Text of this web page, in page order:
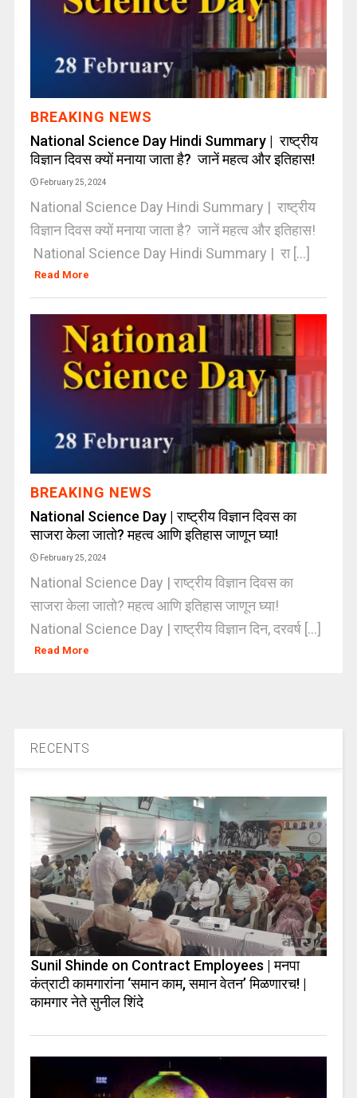
BREAKING NEWS
National Science Day Hindi Summary | राष्ट्रीय
विज्ञान दिवस क्यों मनाया जाता है? जानें महत्व और इतिहास!
February 25, 2024
National Science Day Hindi Summary | राष्ट्रीय
विज्ञान दिवस क्यों मनाया जाता है? जानें महत्व और इतिहास!
National Science Day Hindi Summary | रा [...]
Read More
BREAKING NEWS
National Science Day | राष्ट्रीय विज्ञान दिवस का
साजरा केला जातो? महत्व आणि इतिहास जाणून घ्या!
February 25, 2024
National Science Day | राष्ट्रीय विज्ञान दिवस का
साजरा केला जातो? महत्व आणि इतिहास जाणून घ्या!
National Science Day | राष्ट्रीय विज्ञान दिन, दरवर्ष [...]
Read More
RECENTS
Sunil Shinde on Contract Employees | मनपा
कंत्राटी कामगारांना ‘समान काम, समान वेतन’ मिळणारच! |
कामगार नेते सुनील शिंदे